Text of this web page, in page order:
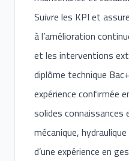
Suivre les KPI et
à l’amélioration
et les interventions
diplôme technique
expérience confirmée
solides
mécanique,
d’une expérience en